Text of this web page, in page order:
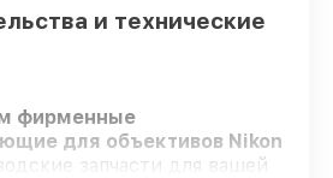
и технические
фирменные
для объективов Nikon
запчасти для вашей